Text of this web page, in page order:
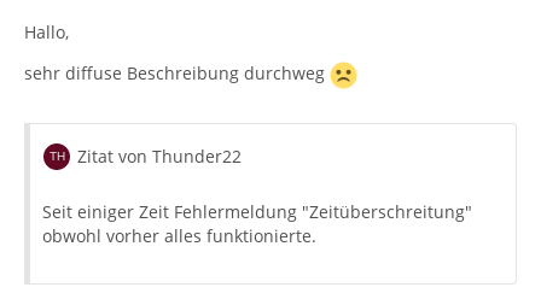
Hallo,
sehr diffuse Beschreibung durchweg
Zitat von Thunder22
Seit einiger Zeit Fehlermeldung "Zeitüberschreitung"
obwohl vorher alles funktionierte.